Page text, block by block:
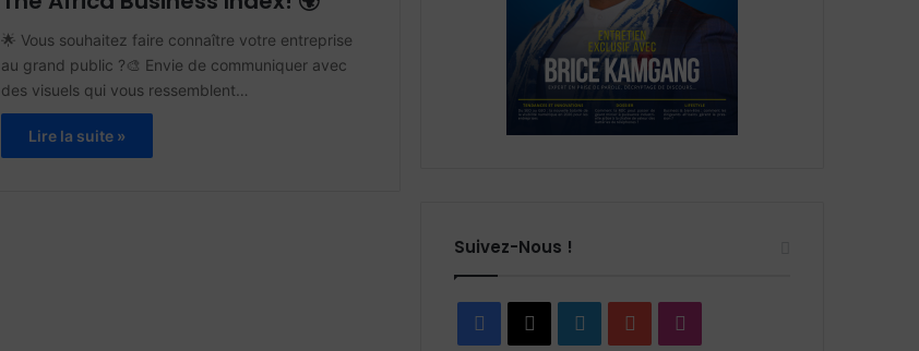
🌟 Vous souhaitez faire connaître votre entreprise
au grand public ?🎨 Envie de communiquer avec
des visuels qui vous ressemblent…
Lire la suite »
Suivez-Nous !